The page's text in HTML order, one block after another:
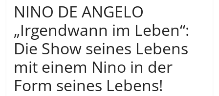
NINO DE ANGELO
„Irgendwann im Leben“:
Die Show seines Lebens
mit einem Nino in der
Form seines Lebens!